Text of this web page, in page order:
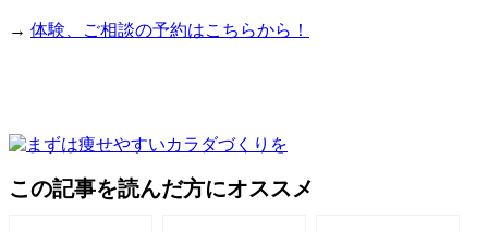
→ 体験、ご相談の予約はこちらから！
この記事を読んだ方にオススメ